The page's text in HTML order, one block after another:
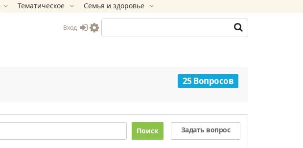
Тематическое Семья и здоровье
Вход
25 Вопросов
Задать вопрос
Поиск